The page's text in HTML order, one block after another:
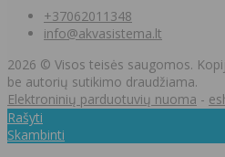
+37062011348
info@akvasistema.lt
2026 © Visos teisės saugomos.
be autorių sutikimo draudžiama.
Elektroninių parduotuvių nuoma -
Rašyti
Skambinti